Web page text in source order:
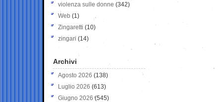
violenza sulle donne (342)
Web (1)
Zingaretti (10)
zingari (14)
Archivi
Agosto 2026 (138)
Luglio 2026 (613)
Giugno 2026 (545)